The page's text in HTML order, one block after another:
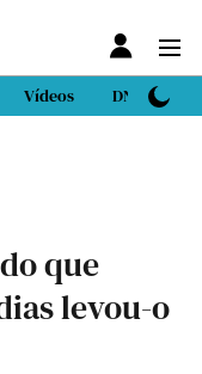
Vídeos DN Sport
que
levou-o